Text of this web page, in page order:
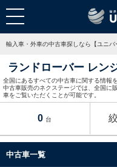
輸入車・外車の中古車探しなら【ユニバ
ランドローバー レン
全国にあるすべての中古車に関する情報
中古車販売のネクステージでは、全国に
車をご覧いただくことが可能です。
0 台
中古車一覧